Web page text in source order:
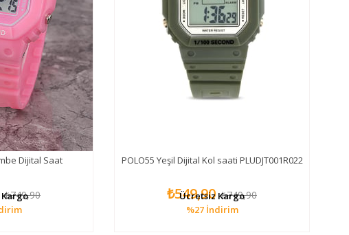
Dijital Saat
₺749,90
POLO55 Yeşil Dijital Kol saati PLUDJT001R022
₺549,90 ₺749,90
%27 İndirim
Ücretsiz Kargo